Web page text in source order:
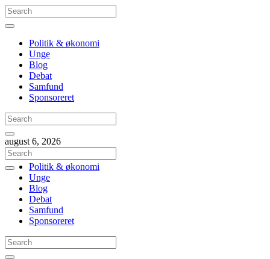
Politik & økonomi
Unge
Blog
Debat
Samfund
Sponsoreret
august 6, 2026
Politik & økonomi
Unge
Blog
Debat
Samfund
Sponsoreret